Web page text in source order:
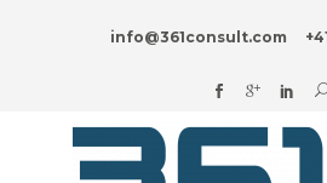
BRANCHEN
info@361consult.com